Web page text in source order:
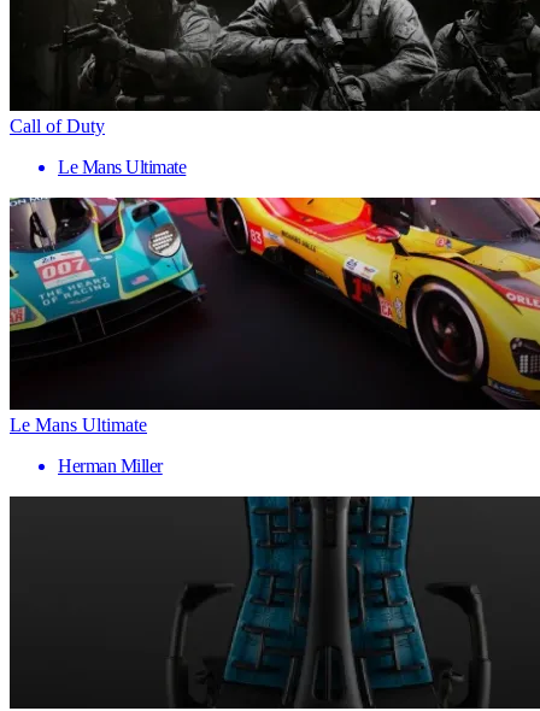
Call of Duty
Le Mans Ultimate
Le Mans Ultimate
Herman Miller